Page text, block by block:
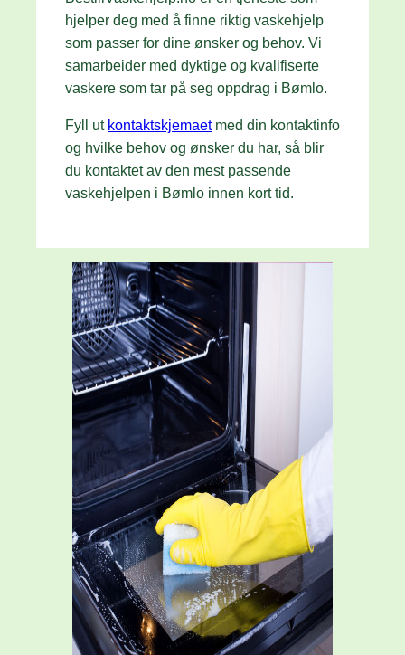
hjelper deg med å finne riktig vaskehjelp
som passer for dine ønsker og behov. Vi
samarbeider med dyktige og kvalifiserte
vaskere som tar på seg oppdrag i Bømlo.
Fyll ut kontaktskjemaetmed din kontaktinfo
og hvilke behov og ønsker du har, så blir
du kontaktet av den mest passende
vaskehjelpen i Bømlo innen kort tid.